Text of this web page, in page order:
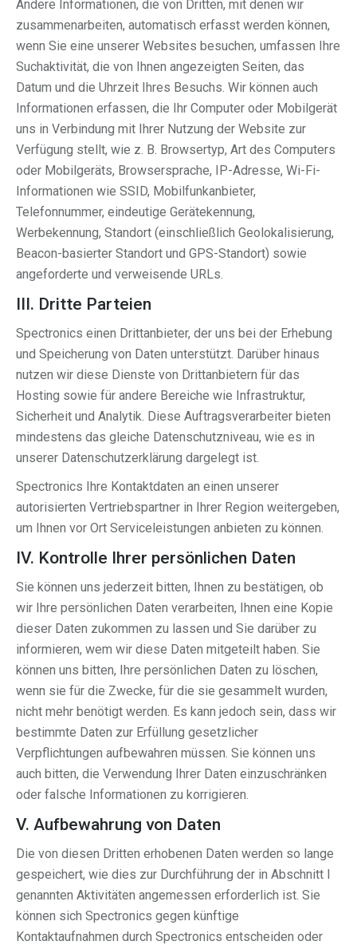
Andere Informationen, die von Dritten, mit denen wir
zusammenarbeiten, automatisch erfasst werden können,
wenn Sie eine unserer Websites besuchen, umfassen Ihre
Suchaktivität, die von Ihnen angezeigten Seiten, das
Datum und die Uhrzeit Ihres Besuchs. Wir können auch
Informationen erfassen, die Ihr Computer oder Mobilgerät
uns in Verbindung mit Ihrer Nutzung der Website zur
Verfügung stellt, wie z. B. Browsertyp, Art des Computers
oder Mobilgeräts, Browsersprache, IP-Adresse, Wi-Fi-
Informationen wie SSID, Mobilfunkanbieter,
Telefonnummer, eindeutige Gerätekennung,
Werbekennung, Standort (einschließlich Geolokalisierung,
Beacon-basierter Standort und GPS-Standort) sowie
angeforderte und verweisende URLs.
III. Dritte Parteien
Spectronics einen Drittanbieter, der uns bei der Erhebung
und Speicherung von Daten unterstützt. Darüber hinaus
nutzen wir diese Dienste von Drittanbietern für das
Hosting sowie für andere Bereiche wie Infrastruktur,
Sicherheit und Analytik. Diese Auftragsverarbeiter bieten
mindestens das gleiche Datenschutzniveau, wie es in
unserer Datenschutzerklärung dargelegt ist.
Spectronics Ihre Kontaktdaten an einen unserer
autorisierten Vertriebspartner in Ihrer Region weitergeben,
um Ihnen vor Ort Serviceleistungen anbieten zu können.
IV. Kontrolle Ihrer persönlichen Daten
Sie können uns jederzeit bitten, Ihnen zu bestätigen, ob
wir Ihre persönlichen Daten verarbeiten, Ihnen eine Kopie
dieser Daten zukommen zu lassen und Sie darüber zu
informieren, wem wir diese Daten mitgeteilt haben. Sie
können uns bitten, Ihre persönlichen Daten zu löschen,
wenn sie für die Zwecke, für die sie gesammelt wurden,
nicht mehr benötigt werden. Es kann jedoch sein, dass wir
bestimmte Daten zur Erfüllung gesetzlicher
Verpflichtungen aufbewahren müssen. Sie können uns
auch bitten, die Verwendung Ihrer Daten einzuschränken
oder falsche Informationen zu korrigieren.
V. Aufbewahrung von Daten
Die von diesen Dritten erhobenen Daten werden so lange
gespeichert, wie dies zur Durchführung der in Abschnitt I
genannten Aktivitäten angemessen erforderlich ist. Sie
können sich Spectronics gegen künftige
Kontaktaufnahmen durch Spectronics entscheiden oder